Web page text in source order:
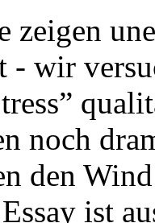
zeigen
- wir
noch
den
ist